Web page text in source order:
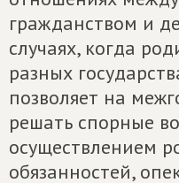
гражданством и
случаях, когда
разных
позволяет на
решать спорные
осуществлением
обязанностей,